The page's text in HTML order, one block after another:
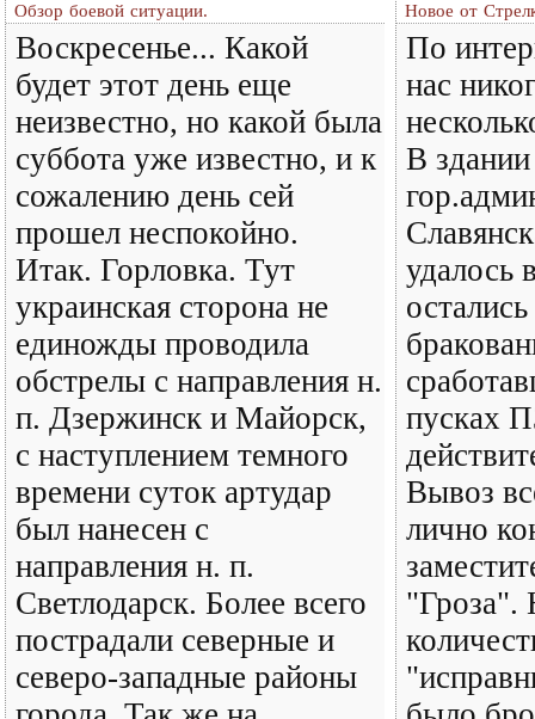
Обзор боевой ситуации.
Воскресенье... Какой
будет этот день еще
неизвестно, но какой была
суббота уже известно, и к
сожалению день сей
прошел неспокойно.
Итак. Горловка. Тут
украинская сторона не
единожды проводила
обстрелы с направления н.
п. Дзержинск и Майорск,
с наступлением темного
времени суток артудар
был нанесен с
направления н. п.
Светлодарск. Более всего
пострадали северные и
северо-западные районы
Новое от
По
нас
В здании
удалось
пусках
Вывоз
лично
"Гроза".